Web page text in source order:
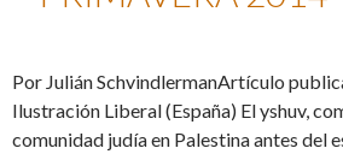
Por Julián SchvindlermanArtículo
Ilustración Liberal (España) El yshuv,
comunidad judía en Palestina antes del